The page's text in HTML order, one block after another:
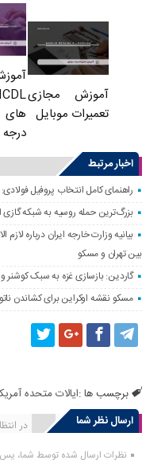
آموزش مجازی
تعمیرات موبایل های
اخبار مرتبط
راهنمای کامل انتخاب پروفیل
بزرگ‌ترین حمله روسیه به شبکه گازی
بیانیه وزارت خارجه ایران درباره
بین تهران و مسکو
گاردین: بازسازی غزه به سبک کوشنر
مسکو نقشه اوکراین برای کشاندن
برچسب ها :ایالات متحده
ارسال نظر شما
در انتشار یافته : 0
نظرات ارسال شده توسط شما،